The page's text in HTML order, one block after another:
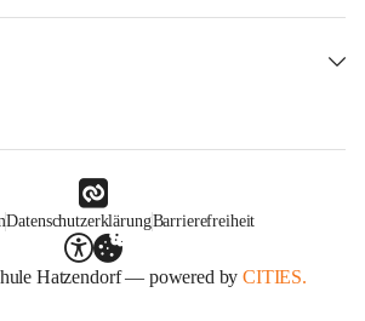
DatenschutzerklärungBarrierefreiheit
Hatzendorf — powered byCITIES.